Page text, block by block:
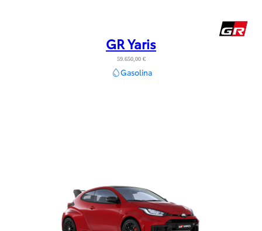
GR Yaris
59.650,00 €
Gasolina